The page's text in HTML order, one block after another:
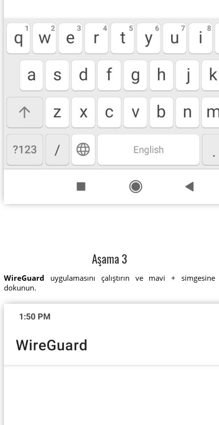
Aşama 3
WireGuard uygulamasını çalıştırın ve mavi + simgesine
dokunun.